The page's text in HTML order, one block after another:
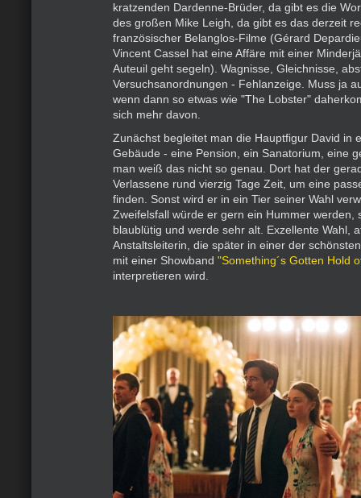
kratzenden Dardenne-Brüder, da gibt es die
des großen Mike Leigh, da gibt es das derzeit
französischer Belanglos-Filme (Gérard
Vincent Cassel hat eine Affäre mit einer
Auteuil geht segeln). Wagnisse, Gleichnisse,
Versuchsanordnungen - Fehlanzeige. Muss ja
wenn dann so etwas wie "The Lobster"
sich mehr davon.
Zunächst begleitet man die Hauptfigur David in
Gebäude - eine Pension, ein Sanatorium, eine
man weiß das nicht so genau. Dort hat der
Verlassene rund vierzig Tage Zeit, um eine
finden. Sonst wird er in ein Tier seiner Wahl
Zweifelsfall würde er gern ein Hummer werden,
blaublütig und werde sehr alt. Exzellente Wahl,
Anstaltsleiterin, die später in einer der
mit einer Showband "Something´s Gotten Hold
interpretieren wird.